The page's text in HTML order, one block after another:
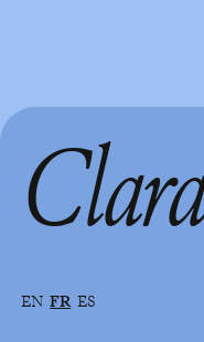
Clara
EN FR ES